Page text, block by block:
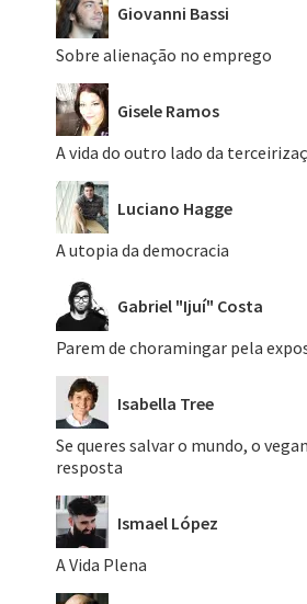
Giovanni Bassi
Sobre alienação no emprego
Gisele Ramos
A vida do outro lado da
Luciano Hagge
A utopia da democracia
Gabriel "Ijuí" Costa
Parem de choramingar pela
Isabella Tree
Se queres salvar o mundo, o
resposta
Ismael López
A Vida Plena